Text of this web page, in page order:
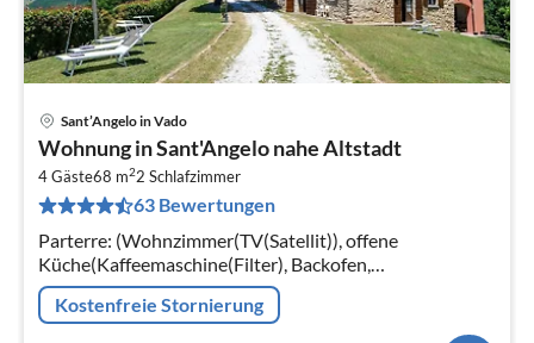
Sant’Angelo in Vado
Wohnung in Sant'Angelo nahe Altstadt
4 Gäste68 m22 Schlafzimmer
63 Bewertungen
Parterre: (Wohnzimmer(TV(Satellit)), offene
Küche(Kaffeemaschine(Filter), Backofen,
Kühl-/Gefrierkombination), Schlafzimmer(Doppelbett),
Schlafzimmer(Doppelbett)
Kostenfreie Stornierung